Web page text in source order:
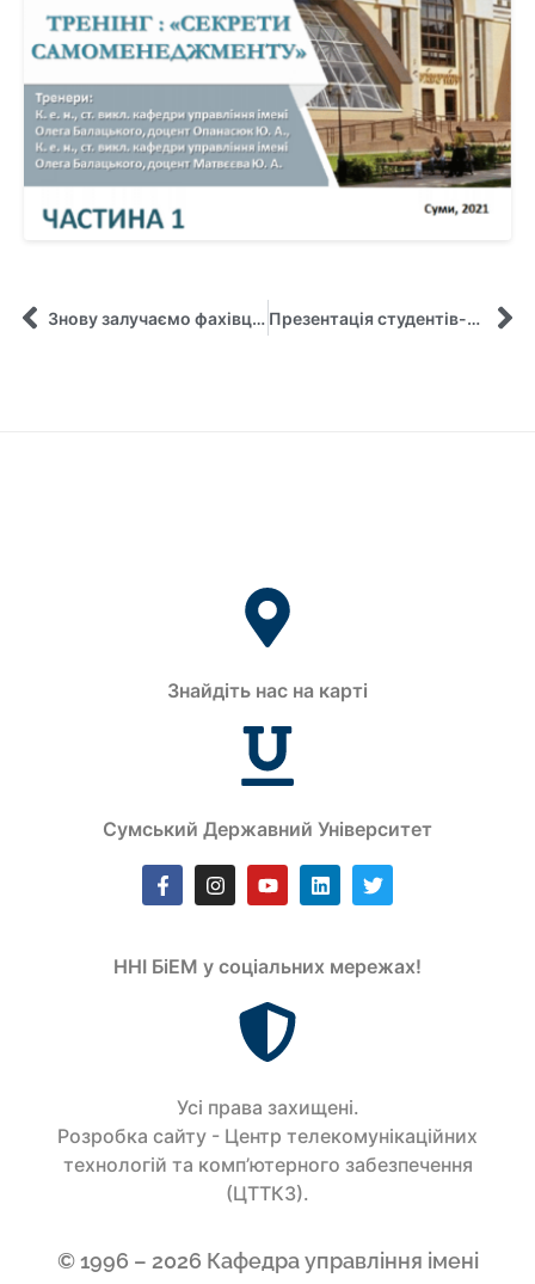
Знову залучаємо фахівців до практико орієнтованих занять! Презентація студентів-менеджерів проєкту у рамках coil модулю
Знайдіть нас на карті
Сумський Державний Університет
ННІ БіЕМ у соціальних мережах!
Усi права захищенi.
Розробка сайту - Центр телекомунікаційних
технологій та комп’ютерного забезпечення
(ЦТТКЗ).
© 1996 – 2026 Кафедра управління імені